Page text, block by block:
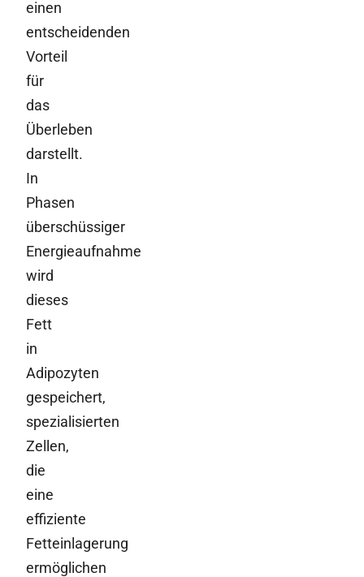
einen
entscheidenden
Vorteil
für
das
Überleben
darstellt.
In
Phasen
überschüssiger
Energieaufnahme
wird
dieses
Fett
in
Adipozyten
gespeichert,
spezialisierten
Zellen,
die
eine
effiziente
Fetteinlagerung
ermöglichen